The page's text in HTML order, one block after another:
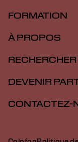
FORMATION
À PROPOS
DEVENIR
CONTACTEZ-